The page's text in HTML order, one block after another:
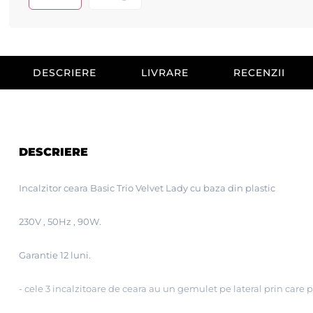
DESCRIERE LIVRARE RECENZII
DESCRIERE
Incalzitor ceara Basic Trio Velvet Lady cu baza din plastic
230V , 50Hz , 90W.
Garantie 12 luni.
- cele 3 incalzitoare de ceara au un gemulet pe lateral prin care